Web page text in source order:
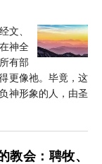
文、
神全
有部
更像祂。毕竟，这
神形象的人，由圣
教会：聘牧、